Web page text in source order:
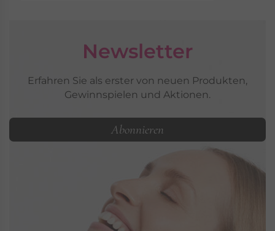
Newsletter
Erfahren Sie als erster von neuen Produkten,
Gewinnspielen und Aktionen.
Abonnieren